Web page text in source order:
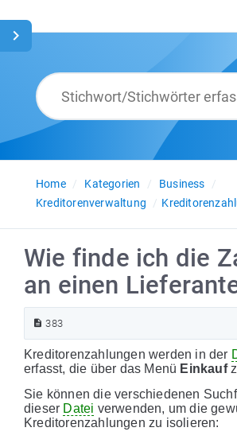
Glossar
Deutsch
Home
Kategorien
Business
Kreditorenverwaltung
Wie finde ich die
an einen
383
Kreditorenzahlungen werden in der
erfasst, die über das Menü Einkauf
Sie können die verschiedenen
dieser Datei verwenden, um die
Kreditorenzahlungen zu isolieren: